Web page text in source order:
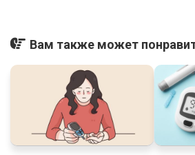
Вам также может